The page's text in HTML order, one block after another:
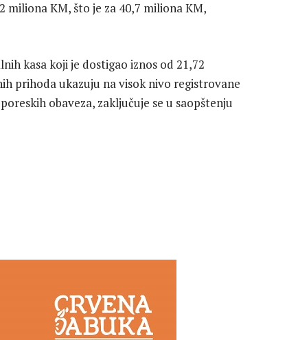
miliona KM, što je za 40,7 miliona KM,
kasa koji je dostigao iznos od 21,72
prihoda ukazuju na visok nivo registrovane
obaveza, zaključuje se u saopštenju